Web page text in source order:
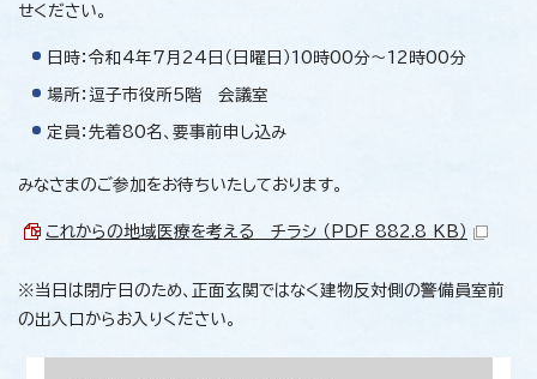
せください。
日時：令和4年7月24日（日曜日）10時00分～12時00分
場所：逗子市役所5階 会議室
定員：先着80名、要事前申し込み
みなさまのご参加をお待ちいたしております。
これからの地域医療を考える＿チラシ （PDF 882.8 KB）
※当日は閉庁日のため、正面玄関ではなく建物反対側の警備員室前
の出入口からお入りください。